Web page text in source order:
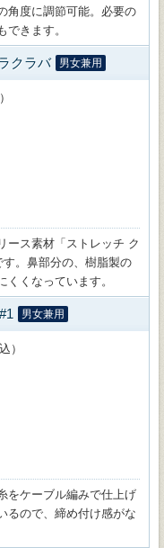
角度に調節可能。必要の
きます。
クラバ 男女兼用
ース素材「ストレッチ ク
。鼻部分の、樹脂製の
くなっています。
男女兼用
）
をケーブル編みで仕上げ
るので、締め付け感がな